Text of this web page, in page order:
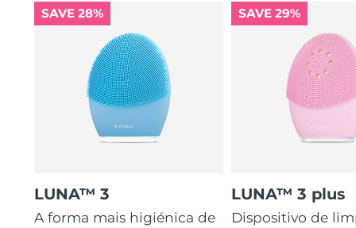
SAVE 28%
LUNA™ 3
A forma mais higiénica de
SAVE 29%
LUNA™ 3 plus
Dispositivo de